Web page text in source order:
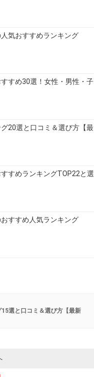
気おすすめランキング
すめ30選！女性・男性・子
20選と口コミ＆選び方【最
すめランキングTOP22と選
すすめ人気ランキング
選と口コミ＆選び方【最新